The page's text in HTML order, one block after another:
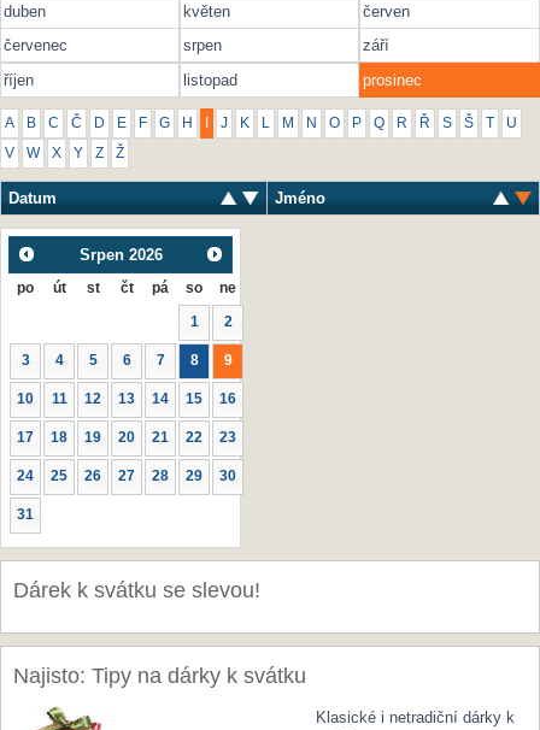
duben
květen
červen
červenec
srpen
září
říjen
listopad prosinec
A B C Č D E F G H J K L M N O P Q R Ř S Š U
V W X Y Z Ž
Datum Jméno
Srpen 2026
po út st čt pá so ne
1 2
3 4 5 6 7 8 9
10 11 12 13 14 15 16
17 18 19 20 21 22 23
24 25 26 27 28 29 30
31
Dárek k svátku se slevou!
Najisto: Tipy na dárky k svátku
Klasické i netradiční dárky k